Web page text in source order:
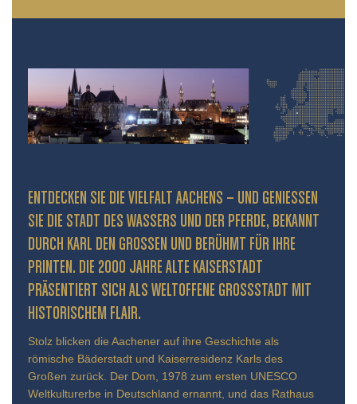
ENTDECKEN SIE DIE VIELFALT AACHENS – UND GENIESSEN S
IE DIE STADT DES WASSERS UND DER PFERDE, BEKANNT D
URCH KARL DEN GROSSEN UND BERÜHMT FÜR IHRE PR
INTEN. DIE 2000 JAHRE ALTE KAISERSTADT PR
ÄSENTIERT SICH ALS WELTOFFENE GROSSSTADT MIT HIS
TORISCHEM FLAIR.
Stolz blicken die Aachener auf ihre Geschichte als
römische Bäderstadt und Kaiserresidenz Karls des
Großen zurück. Der Dom, 1978 zum ersten UNESCO
Weltkulturerbe in Deutschland ernannt, und das Rathaus